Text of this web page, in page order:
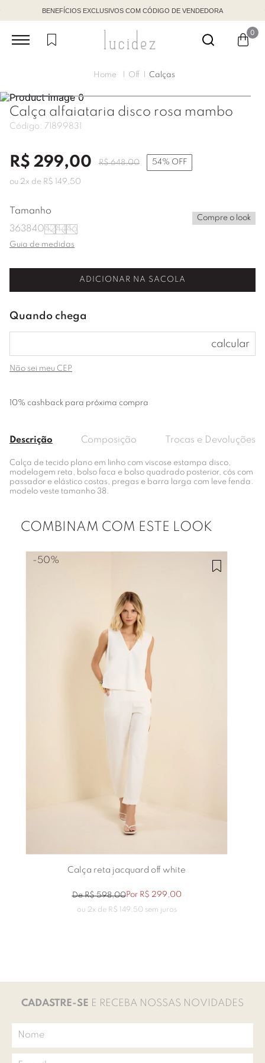
BENEFÍCIOS EXCLUSIVOS COM CÓDIGO DE VENDEDORA
0
Off Calças
Calça alfaiataria disco rosa mambo
Código: 71899831
R$ 299,00 R$ 648,00 54% OFF
ou 2x de R$ 149 ,50
Tamanho
363840424446
Compre o look
Guia de medidas
ADICIONAR NA SACOLA
Não sei meu CEP
10% cashback para próxima compra
Descrição Composição Trocas e Devoluções
Calça de tecido plano em linho com viscose estampa disco,
modelagem reta, bolso faca e bolso quadrado posterior, cós com
passador e elástico costas, pregas e barra larga com leve fenda.
modelo veste tamanho 38.
COMBINAM COM ESTE LOOK
-50%
Calça reta jacquard off white
DeR$ 598,00Por R$ 299,00
ou 2x de R$ 149 50sem juros
CADASTRE-SE E RECEBA NOSSAS NOVIDADES